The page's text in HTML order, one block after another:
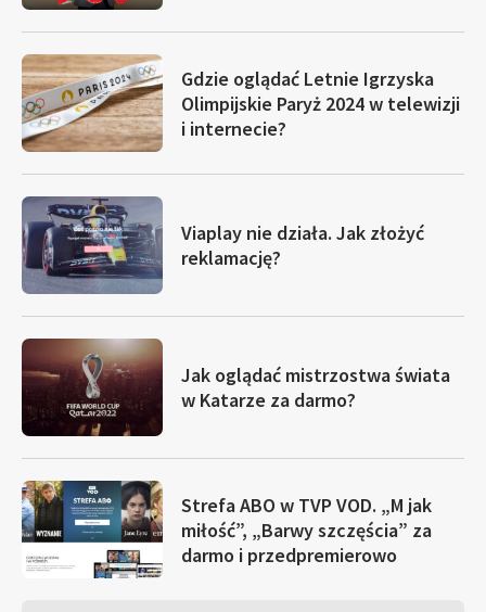
Gdzie oglądać Letnie Igrzyska
Olimpijskie Paryż 2024 w telewizji
i internecie?
Viaplay nie działa. Jak złożyć
reklamację?
Jak oglądać mistrzostwa świata
w Katarze za darmo?
Strefa ABO w TVP VOD. „M jak
miłość”, „Barwy szczęścia” za
darmo i przedpremierowo